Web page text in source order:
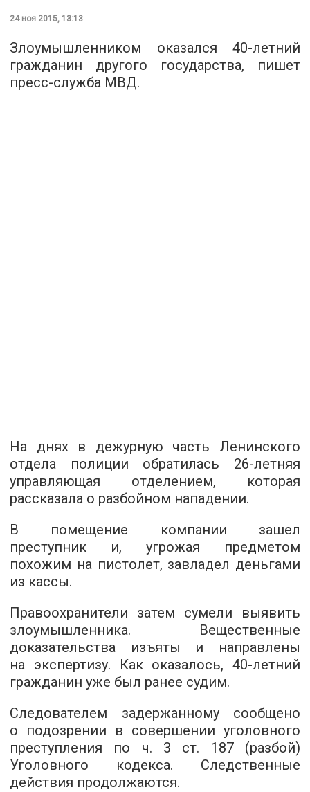
24 ноя 2015, 13:13
Злоумышленником оказался 40-летний
гражданин другого государства, пишет
пресс-служба МВД.
На днях в дежурную часть Ленинского
отдела полиции обратилась 26-летняя
управляющая отделением, которая
рассказала о разбойном нападении.
В помещение компании зашел
преступник и, угрожая предметом
похожим на пистолет, завладел деньгами
из кассы.
Правоохранители затем сумели выявить
злоумышленника. Вещественные
доказательства изъяты и направлены
на экспертизу. Как оказалось, 40-летний
гражданин уже был ранее судим.
Следователем задержанному сообщено
о подозрении в совершении уголовного
преступления по ч. 3 ст. 187 (разбой)
Уголовного кодекса. Следственные
действия продолжаются.